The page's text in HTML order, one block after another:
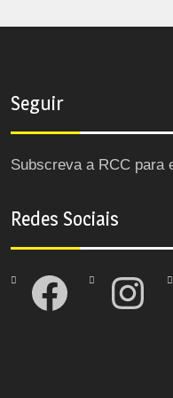
Seguir
Subscreva a RCC para
Redes Sociais
Facebook Instagram